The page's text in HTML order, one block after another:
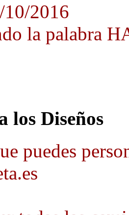
10/2016
la palabra
los Diseños
puedes